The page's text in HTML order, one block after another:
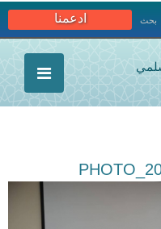
ادعمنا بحث